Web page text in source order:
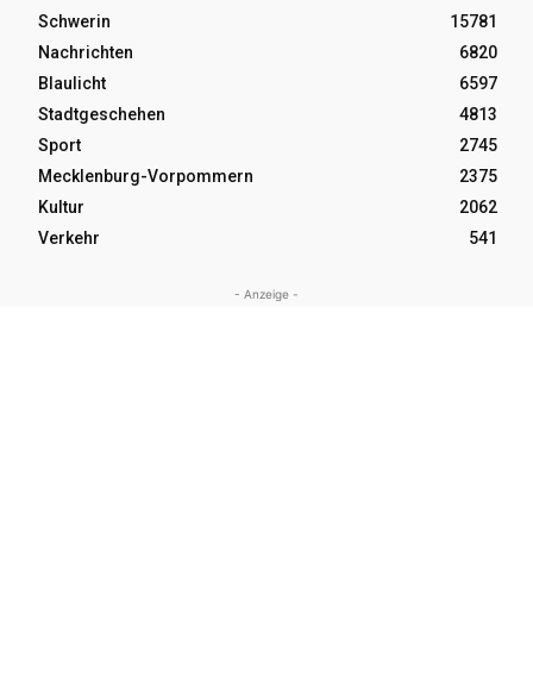
Schwerin
15781
Nachrichten
6820
Blaulicht
6597
Stadtgeschehen
4813
Sport
2745
Mecklenburg-Vorpommern
2375
Kultur
2062
Verkehr
541
- Anzeige -